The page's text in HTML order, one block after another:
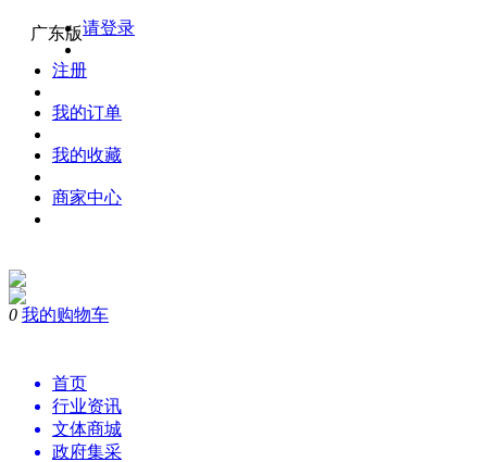
广东版请登录
注册
我的订单
我的收藏
商家中心
0 我的购物车
首页
行业资讯
文体商城
政府集采